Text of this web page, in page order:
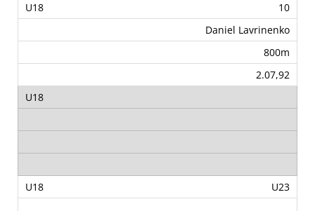
10
Daniel Lavrinenko
800m
2.07,92
U23